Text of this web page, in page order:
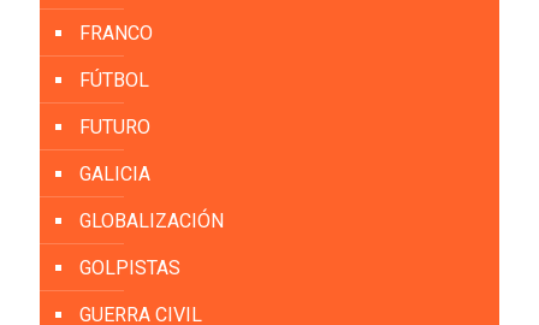
FRANCO
FÚTBOL
FUTURO
GALICIA
GLOBALIZACIÓN
GOLPISTAS
GUERRA CIVIL